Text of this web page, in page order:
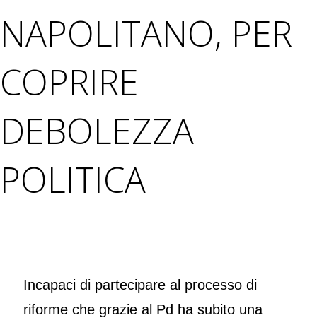
NAPOLITANO, PER
COPRIRE
DEBOLEZZA
POLITICA
Incapaci di partecipare al processo di
riforme che grazie al Pd ha subito una